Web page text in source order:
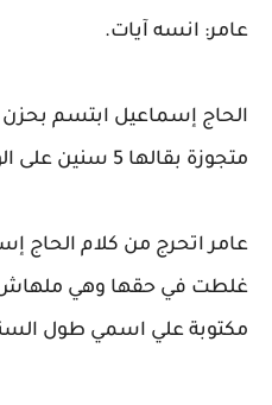
عامر: انسه آيات.
الحاج إسماعيل ابتسم
متجوزة بقالها 5 سنين على الورق وبس!
عامر اتحرج من كلام الحاج
غلطت في حقها وهي ملهاش
مكتوبة علي اسمي طول